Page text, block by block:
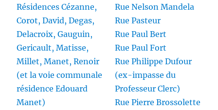
Résidences Cézanne,
Corot, David, Degas,
Delacroix, Gauguin,
Gericault, Matisse,
Millet, Manet, Renoir
(et la voie communale
résidence Edouard
Manet)
Rue Nelson Mandela
Rue Pasteur
Rue Paul Bert
Rue Paul Fort
Rue Philippe Dufour
(ex-impasse du
Professeur Clerc)
Rue Pierre Brossolette